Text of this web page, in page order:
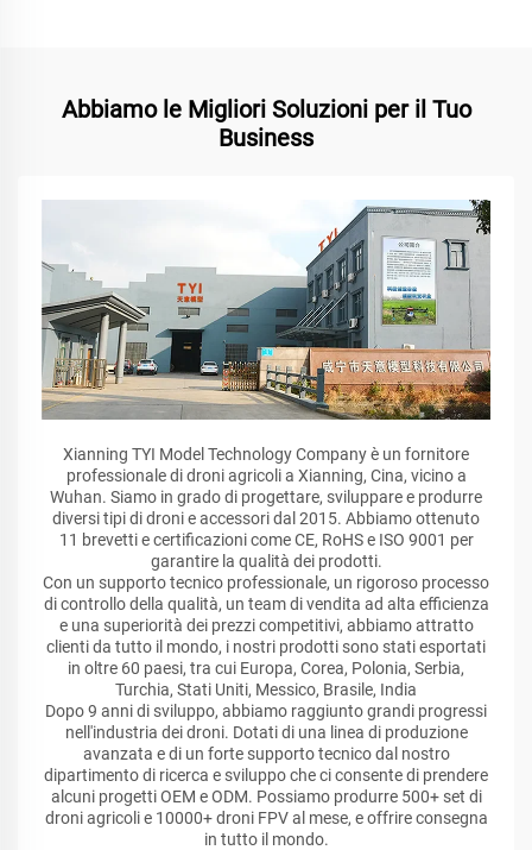
Abbiamo le Migliori Soluzioni per il Tuo
Business
Xianning TYI Model Technology Company è un fornitore
professionale di droni agricoli a Xianning, Cina, vicino a
Wuhan. Siamo in grado di progettare, sviluppare e produrre
diversi tipi di droni e accessori dal 2015. Abbiamo ottenuto
11 brevetti e certificazioni come CE, RoHS e ISO 9001 per
garantire la qualità dei prodotti.
Con un supporto tecnico professionale, un rigoroso processo
di controllo della qualità, un team di vendita ad alta efficienza
e una superiorità dei prezzi competitivi, abbiamo attratto
clienti da tutto il mondo, i nostri prodotti sono stati esportati
in oltre 60 paesi, tra cui Europa, Corea, Polonia, Serbia,
Turchia, Stati Uniti, Messico, Brasile, India
Dopo 9 anni di sviluppo, abbiamo raggiunto grandi progressi
nell'industria dei droni. Dotati di una linea di produzione
avanzata e di un forte supporto tecnico dal nostro
dipartimento di ricerca e sviluppo che ci consente di prendere
alcuni progetti OEM e ODM. Possiamo produrre 500+ set di
droni agricoli e 10000+ droni FPV al mese, e offrire consegna
in tutto il mondo.